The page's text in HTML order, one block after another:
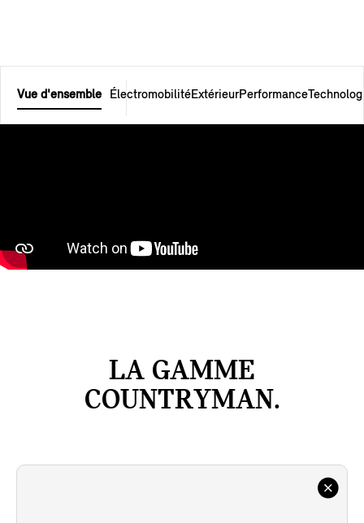
Vue d'ensemble ÉlectromobilitéExtérieurPerformance
LA GAMME
COUNTRYMAN.